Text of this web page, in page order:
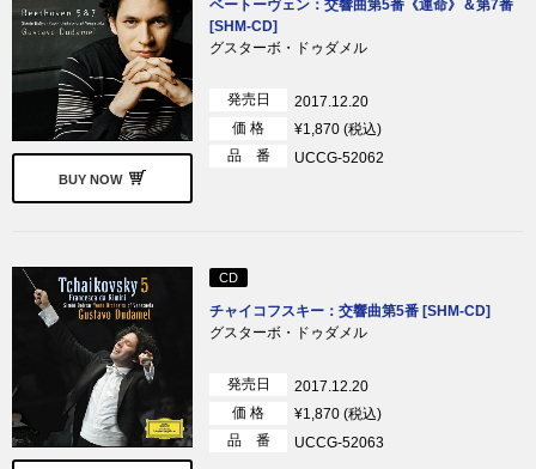
BUY NOW
ベートーヴェン：交響曲第5番《運命》＆第7番
[SHM-CD]
グスターボ・ドゥダメル
発売日
2017.12.20
価 格
¥1,870 (税込)
品 番
UCCG-52062
CD
チャイコフスキー：交響曲第5番 [SHM-CD]
グスターボ・ドゥダメル
発売日
2017.12.20
価 格
¥1,870 (税込)
品 番
UCCG-52063